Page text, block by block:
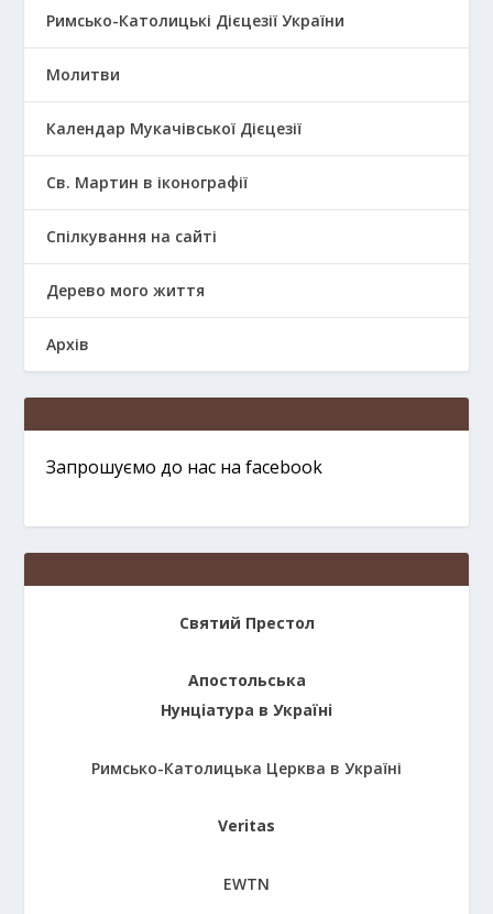
Римсько-Католицькі Дієцезії України
Молитви
Календар Мукачівської Дієцезії
Св. Мартин в іконографії
Спілкування на сайті
Дерево мого життя
Архів
Запрошуємо до нас на facebook
Святий Престол
Апостольська
Нунціатура в Україні
Римсько-Католицька Церква в Україні
Veritas
EWTN